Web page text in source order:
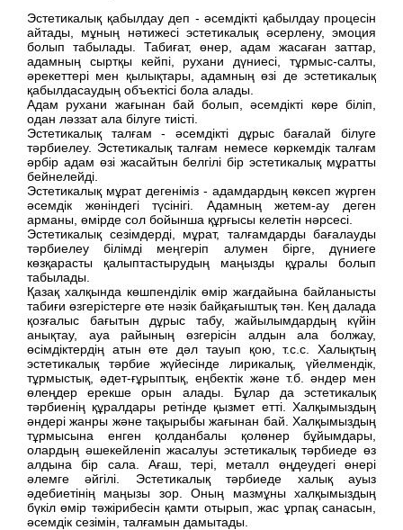
Эстетикалық қабылдау деп - әсемдікті қабылдау процесін
айтады, мұның нәтижесі эстетикалық әсерлену, эмоция
болып табылады. Табиғат, өнер, адам жасаған заттар,
адамның сыртқы кейпі, рухани дүниесі, тұрмыс-салты,
әрекеттері мен қылықтары, адамның өзі де эстетикалық
қабылдасаудың объектісі бола алады.
Адам рухани жағынан бай болып, әсемдікті көре біліп,
одан ләззат ала білуге тиісті.
Эстетикалық талғам - әсемдікті дұрыс бағалай білуге
тәрбиелеу. Эстетикалық талғам немесе көркемдік талғам
әрбір адам өзі жасайтын белгілі бір эстетикалық мұратты
бейнелейді.
Эстетикалық мұрат дегеніміз - адамдардың көксеп жүрген
әсемдік жөніндегі түсінігі. Адамның жетем-ау деген
арманы, өмірде сол бойынша құрғысы келетін нәрсесі.
Эстетикалық сезімдерді, мұрат, талғамдарды бағалауды
тәрбиелеу білімді меңгеріп алумен бірге, дүниеге
көзқарасты қалыптастырудың маңызды құралы болып
табылады.
Қазақ халқында көшпенділік өмір жағдайына байланысты
табиғи өзгерістерге өте нәзік байқағыштық тән. Кең далада
қозғалыс бағытын дұрыс табу, жайылымдардың күйін
анықтау, ауа райының өзгерісін алдын ала болжау,
өсімдіктердің атын өте дәл тауып қою, т.с.с. Халықтың
эстетикалық тәрбие жүйесінде лирикалық, үйелмендік,
тұрмыстық, әдет-ғұрыптық, еңбектік және т.б. әндер мен
өлеңдер ерекше орын алады. Бұлар да эстетикалық
тәрбиенің құралдары ретінде қызмет етті. Халқымыздың
әндері жанры және тақырыбы жағынан бай. Халқымыздың
тұрмысына енген қолданбалы қолөнер бұйымдары,
олардың әшекейленіп жасалуы эстетикалық тәрбиеде өз
алдына бір сала. Ағаш, тері, металл өңдеудегі өнері
әлемге әйгілі. Эстетикалық тәрбиеде халық ауыз
әдебиетінің маңызы зор. Оның мазмұны халқымыздың
бүкіл өмір тәжірибесін қамти отырып, жас ұрпақ санасын,
әсемдік сезімін, талғамын дамытады.